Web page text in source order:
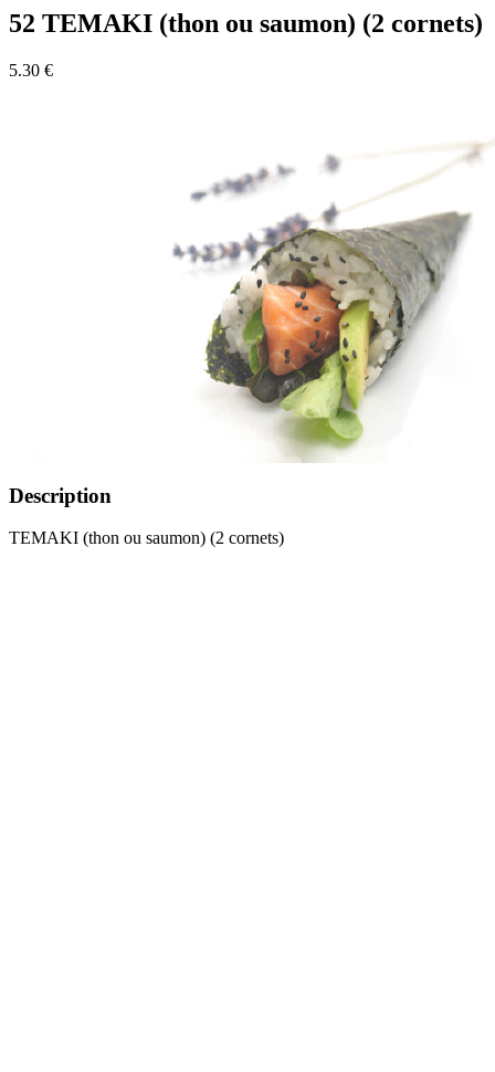
52 TEMAKI (thon ou saumon) (2 cornets)
5.30 €
Description
TEMAKI (thon ou saumon) (2 cornets)